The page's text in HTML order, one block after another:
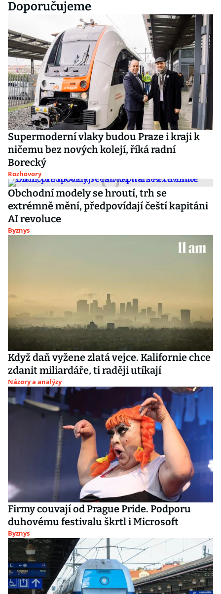
Doporučujeme
Supermoderní vlaky budou Praze i kraji k
ničemu bez nových kolejí, říká radní
Borecký
Rozhovory
Obchodní modely se hroutí, trh se
extrémně mění, předpovídají čeští kapitáni
AI revoluce
Byznys
Když daň vyžene zlatá vejce. Kalifornie chce
zdanit miliardáře, ti raději utíkají
Názory a analýzy
Firmy couvají od Prague Pride. Podporu
duhovému festivalu škrtl i Microsoft
Byznys